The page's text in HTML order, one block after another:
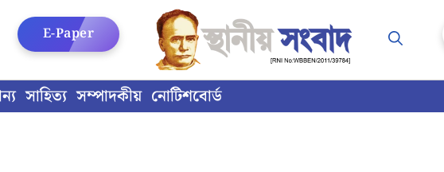
সাহিত্য সম্পাদকীয় নোটিশবোর্ড
E-Paper